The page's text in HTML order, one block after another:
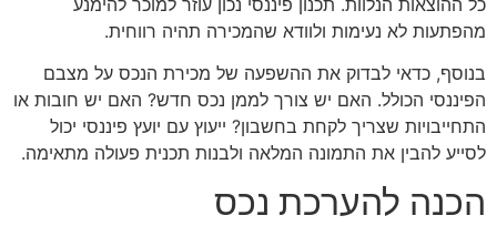
מהפתעות לא נעימות ולוודא שהמכירה תהיה רווחית.
בנוסף, כדאי לבדוק את ההשפעה של מכירת הנכס על מצבם
הפיננסי הכולל. האם יש צורך לממן נכס חדש? האם יש חובות או
התחייבויות שצריך לקחת בחשבון? ייעוץ עם יועץ פיננסי יכול
לסייע להבין את התמונה המלאה ולבנות תכנית פעולה מתאימה.
הכנה להערכת נכס